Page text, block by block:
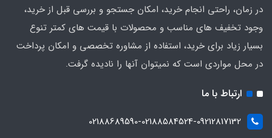
در زمان، راحتی انجام خرید، امکان جستجو و بررسی قبل از خرید،
وجود تخفیف های مناسب و محصولات با قیمت های کمتر تنوع
بسیار زیاد برای خرید، استفاده از مشاوره تخصصی و امکان پرداخت
در محل مواردی است که نمیتوان آنها را نادیده گرفت.
ارتباط با ما
02188689590-02188584524-09212817132